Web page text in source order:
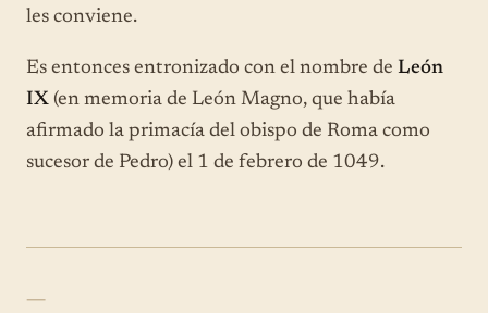
les conviene.
Es entonces entronizado con el nombre de León
IX (en memoria de León Magno, que había
afirmado la primacía del obispo de Roma como
sucesor de Pedro) el 1 de febrero de 1049.
—